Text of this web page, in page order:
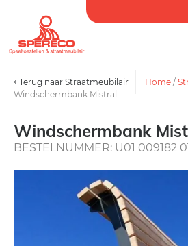
Terug naar Straatmeubilair Home /
Windschermbank Mistral
Windschermbank
BESTELNUMMER: U01 009182